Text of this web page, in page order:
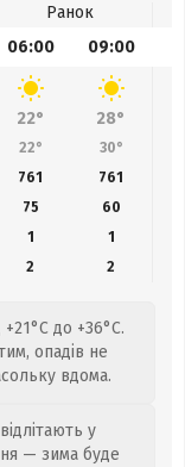
Ранок
06:00 09:00
22° 28°
22° 30°
761 761
75
60
1
1
2 2
до +36°C.
опадів не
вдома.
у
— зима буде